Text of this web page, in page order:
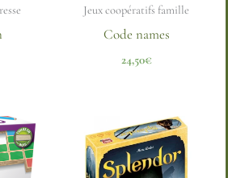
Jeux coopératifs famille
Code names
24,50€